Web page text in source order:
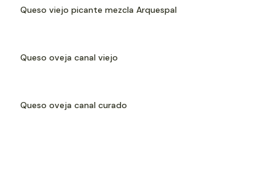
Queso viejo picante mezcla Arquespal
Queso oveja canal viejo
Queso oveja canal curado